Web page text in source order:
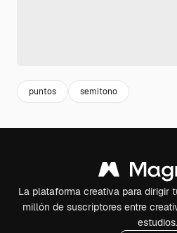
puntos semitono
La plataforma creativa para dirigir
millón de suscriptores entre
estudios.